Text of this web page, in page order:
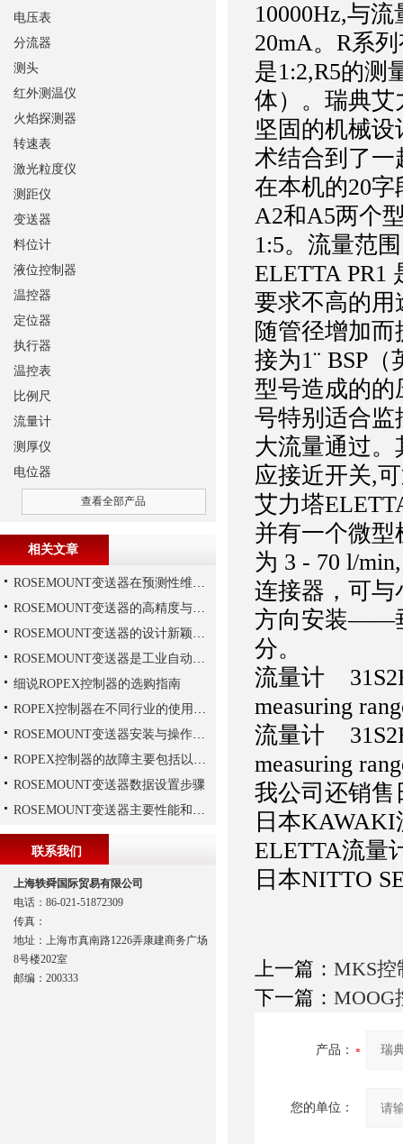
10000Hz,与
20mA。R系
是1:2,R5的测
体）。瑞典艾
坚固的机械
术结合到了一
在本机的20
A2和A5两个
1:5。流量范
ELETTA PR1
要求不高的用
随管径增加
接为1¨ BSP
型号造成的的
号特别适合监
大流量通过。
应接近开关,
艾力塔
并有一个微
为 3 - 70 l/
连接器，可与
方向安装——
分。
流量计
measuring
流量计
measuring
我公司还销售
日本
ELETTA流量
日本NITTO
上一篇： MKS控
下一篇： MOOG
产品：
您的单位：
电压表
分流器
测头
红外测温仪
火焰探测器
转速表
激光粒度仪
测距仪
变送器
料位计
液位控制器
温控器
定位器
执行器
温控表
比例尺
流量计
测厚仪
电位器
查看全部产品
相关文章
ROSEMOUNT变送器在预测性维护与数字化工厂中的实战应用
ROSEMOUNT变送器的高精度与高可靠性设计揭秘
ROSEMOUNT变送器的设计新颖性且使用安全性
ROSEMOUNT变送器是工业自动化领域中的重要组成部分
细说ROPEX控制器的选购指南
ROPEX控制器在不同行业的使用规范
ROSEMOUNT变送器安装与操作步骤
ROPEX控制器的故障主要包括以下几种情况
ROSEMOUNT变送器数据设置步骤
ROSEMOUNT变送器主要性能和结构
联系我们
上海轶舜国际贸易有限公司
电话：86-021-51872309
传真：
地址：上海市真南路1226弄康建商务广场
8号楼202室
邮编：200333